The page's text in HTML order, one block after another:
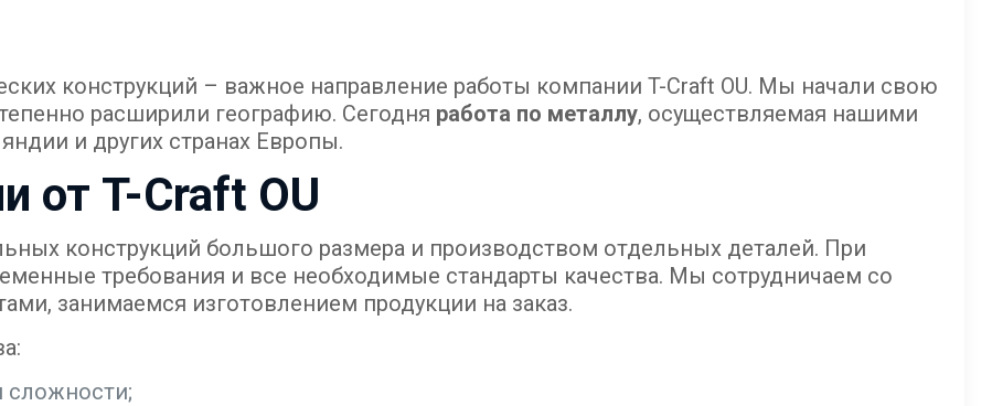
конструкций – важное направление работы компании T-Craft OU. Мы начали свою
расширили географию. Сегодня работа по металлу, осуществляемая нашими
и других странах Европы.
от T-Craft OU
конструкций большого размера и производством отдельных деталей. При
требования и все необходимые стандарты качества. Мы сотрудничаем со
занимаемся изготовлением продукции на заказ.
сложности;